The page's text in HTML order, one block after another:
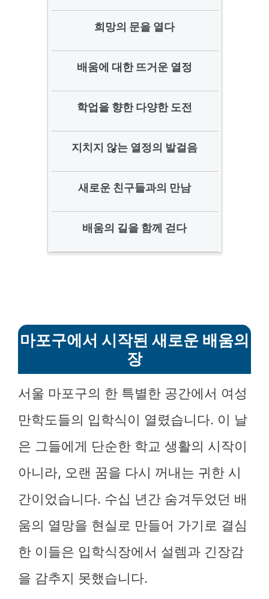
희망의 문을 열다
배움에 대한 뜨거운 열정
학업을 향한 다양한 도전
지치지 않는 열정의 발걸음
새로운 친구들과의 만남
배움의 길을 함께 걷다
마포구에서 시작된 새로운 배움의
장
서울 마포구의 한 특별한 공간에서 여성
만학도들의 입학식이 열렸습니다. 이 날
은 그들에게 단순한 학교 생활의 시작이
아니라, 오랜 꿈을 다시 꺼내는 귀한 시
간이었습니다. 수십 년간 숨겨두었던 배
움의 열망을 현실로 만들어 가기로 결심
한 이들은 입학식장에서 설렘과 긴장감
을 감추지 못했습니다.